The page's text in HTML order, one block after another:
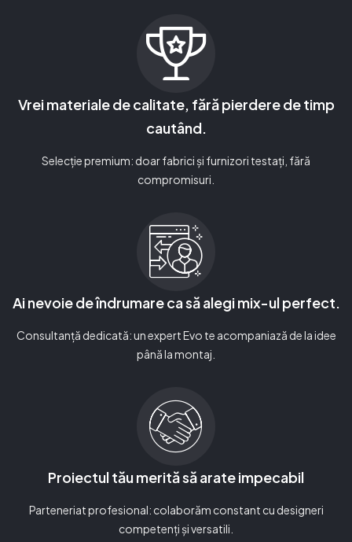
Vrei materiale de calitate, fără pierdere de timp
cautând.
Selecție premium: doar fabrici și furnizori testați, fără
compromisuri.
Ai nevoie de îndrumare ca să alegi mix-ul perfect.
Consultanță dedicată: un expert Evo te acompaniază de la idee
până la montaj.
Proiectul tău merită să arate impecabil
Parteneriat profesional: colaborăm constant cu designeri
competenți și versatili.